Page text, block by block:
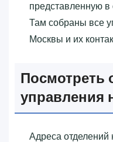
представленную
Там собраны все
Москвы и их
Посмотреть
управления
Адреса отделений